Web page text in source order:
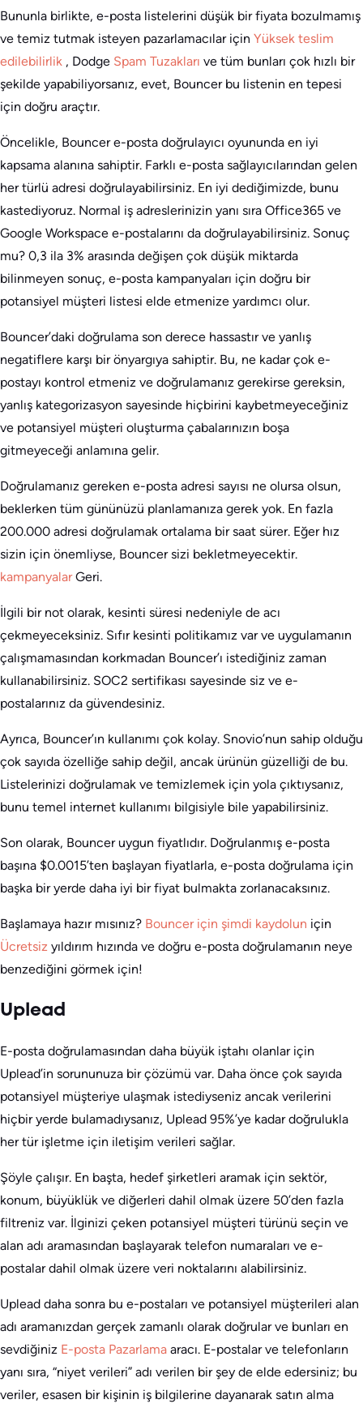
Bununla birlikte, e-posta listelerini düşük bir fiyata bozulmamış
ve temiz tutmak isteyen pazarlamacılar için Yüksek teslim
edilebilirlik , Dodge Spam Tuzakları ve tüm bunları çok hızlı bir
şekilde yapabiliyorsanız, evet, Bouncer bu listenin en tepesi
için doğru araçtır.
Öncelikle, Bouncer e-posta doğrulayıcı oyununda en iyi
kapsama alanına sahiptir. Farklı e-posta sağlayıcılarından gelen
her türlü adresi doğrulayabilirsiniz. En iyi dediğimizde, bunu
kastediyoruz. Normal iş adreslerinizin yanı sıra Office365 ve
Google Workspace e-postalarını da doğrulayabilirsiniz. Sonuç
mu? 0,3 ila 3% arasında değişen çok düşük miktarda
bilinmeyen sonuç, e-posta kampanyaları için doğru bir
potansiyel müşteri listesi elde etmenize yardımcı olur.
Bouncer’daki doğrulama son derece hassastır ve yanlış
negatiflere karşı bir önyargıya sahiptir. Bu, ne kadar çok e-
postayı kontrol etmeniz ve doğrulamanız gerekirse gereksin,
yanlış kategorizasyon sayesinde hiçbirini kaybetmeyeceğiniz
ve potansiyel müşteri oluşturma çabalarınızın boşa
gitmeyeceği anlamına gelir.
Doğrulamanız gereken e-posta adresi sayısı ne olursa olsun,
beklerken tüm gününüzü planlamanıza gerek yok. En fazla
200.000 adresi doğrulamak ortalama bir saat sürer. Eğer hız
sizin için önemliyse, Bouncer sizi bekletmeyecektir.
kampanyalarGeri.
İlgili bir not olarak, kesinti süresi nedeniyle de acı
çekmeyeceksiniz. Sıfır kesinti politikamız var ve uygulamanın
çalışmamasından korkmadan Bouncer’ı istediğiniz zaman
kullanabilirsiniz. SOC2 sertifikası sayesinde siz ve e-
postalarınız da güvendesiniz.
Ayrıca, Bouncer’ın kullanımı çok kolay. Snovio’nun sahip olduğu
çok sayıda özelliğe sahip değil, ancak ürünün güzelliği de bu.
Listelerinizi doğrulamak ve temizlemek için yola çıktıysanız,
bunu temel internet kullanımı bilgisiyle bile yapabilirsiniz.
Son olarak, Bouncer uygun fiyatlıdır. Doğrulanmış e-posta
başına $0.0015’ten başlayan fiyatlarla, e-posta doğrulama için
başka bir yerde daha iyi bir fiyat bulmakta zorlanacaksınız.
Başlamaya hazır mısınız? Bouncer için şimdi kaydolun için
Ücretsiz yıldırım hızında ve doğru e-posta doğrulamanın neye
benzediğini görmek için!
Uplead
E-posta doğrulamasından daha büyük iştahı olanlar için
Uplead’in sorununuza bir çözümü var. Daha önce çok sayıda
potansiyel müşteriye ulaşmak istediyseniz ancak verilerini
hiçbir yerde bulamadıysanız, Uplead 95%’ye kadar doğrulukla
her tür işletme için iletişim verileri sağlar.
Şöyle çalışır. En başta, hedef şirketleri aramak için sektör,
konum, büyüklük ve diğerleri dahil olmak üzere 50’den fazla
filtreniz var. İlginizi çeken potansiyel müşteri türünü seçin ve
alan adı aramasından başlayarak telefon numaraları ve e-
postalar dahil olmak üzere veri noktalarını alabilirsiniz.
Uplead daha sonra bu e-postaları ve potansiyel müşterileri alan
adı aramanızdan gerçek zamanlı olarak doğrular ve bunları en
sevdiğiniz E-posta Pazarlama aracı. E-postalar ve telefonların
yanı sıra, “niyet verileri” adı verilen bir şey de elde edersiniz; bu
veriler, esasen bir kişinin iş bilgilerine dayanarak satın alma